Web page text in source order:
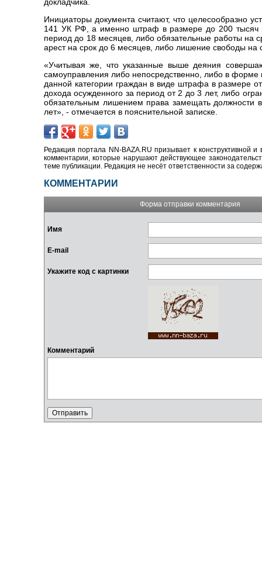
докладчика.
Инициаторы документа считают, что целесообразно
141 УК РФ, а именно штраф в размере до 200 тысяч
период до 18 месяцев, либо обязательные работы на
арест на срок до 6 месяцев, либо лишение свободы на
«Учитывая же, что указанные выше деяния
самоуправления либо непосредственно, либо в форме
данной категории граждан в виде штрафа в размере
дохода осужденного за период от 2 до 3 лет, либо
обязательным лишением права замещать должности
лет», - отмечается в пояснительной записке.
Редакция портала NN-BAZA.RU призывает к конструктивной
комментарии, которые нарушают действующее
теме публикации. Редакция не несёт ответственности за
КОММЕНТАРИИ
Форма отправки комментария
Имя
E-mail
Укажите код с картинки
Комментарий